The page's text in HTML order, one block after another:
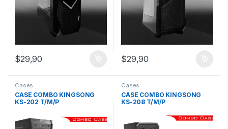
$29,90 $29,90
Cases
CASE COMBO KINGSONG
KS-202 T/M/P
Cases
CASE COMBO KINGSONG
KS-208 T/M/P